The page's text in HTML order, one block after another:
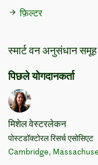
फ़िल्टर
स्मार्ट वन अनुसंधान समूह
पिछले योगदानकर्ता
मिशेल वेस्टरलेकन
पोस्टडॉक्टोरल रिसर्च एसोसिएट
Cambridge,